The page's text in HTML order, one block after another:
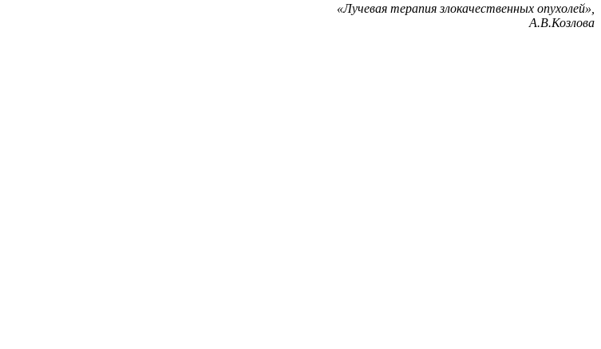
«Лучевая терапия злокачественных опухолей»,
А.В.Козлова